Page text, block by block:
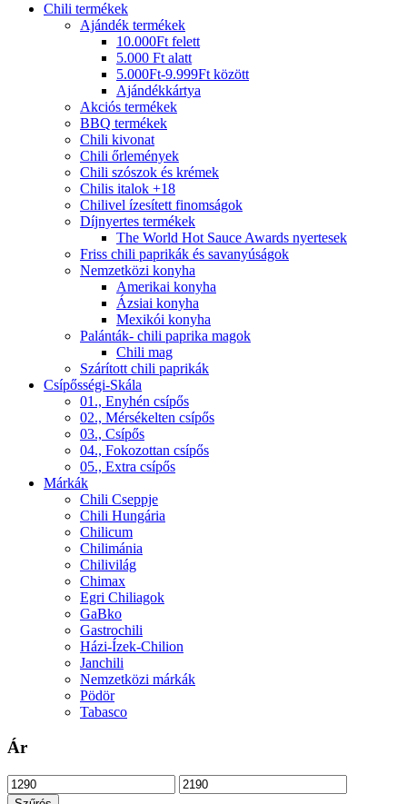
Chili termékek
Ajándék termékek
10.000Ft felett
5.000 Ft alatt
5.000Ft-9.999Ft között
Ajándékkártya
Akciós termékek
BBQ termékek
Chili kivonat
Chili őrlemények
Chili szószok és krémek
Chilis italok +18
Chilivel ízesített finomságok
Díjnyertes termékek
The World Hot Sauce Awards nyertesek
Friss chili paprikák és savanyúságok
Nemzetközi konyha
Amerikai konyha
Ázsiai konyha
Mexikói konyha
Palánták- chili paprika magok
Chili mag
Szárított chili paprikák
Csípősségi-Skála
01., Enyhén csípős
02., Mérsékelten csípős
03., Csípős
04., Fokozottan csípős
05., Extra csípős
Márkák
Chili Cseppje
Chili Hungária
Chilicum
Chilimánia
Chilivilág
Chimax
Egri Chiliagok
GaBko
Gastrochili
Házi-Ízek-Chilion
Janchili
Nemzetközi márkák
Pödör
Tabasco
Ár
Min
ár
Max
ár